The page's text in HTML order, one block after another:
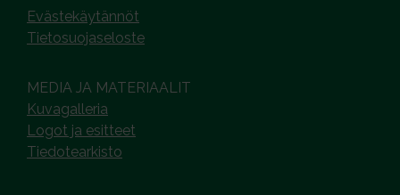
Evästekäytännöt
Tietosuojaseloste
MEDIA JA MATERIAALIT
Kuvagalleria
Logot ja esitteet
Tiedotearkisto